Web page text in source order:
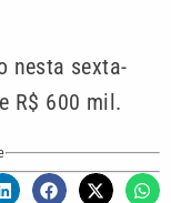
nesta sexta-
R$ 600 mil.